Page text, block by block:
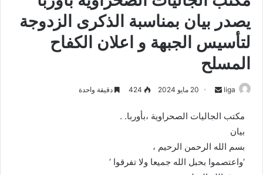
يصدر بيان بمناسبة الذكرى الزدوجة
لتأسيس الجبهة و اعلان الكفاح
المسلح
liga
n
a
n
20 مايو 2024 424 دقيقة واحدة
مكتب الجاليات الصحراوية ،بأوربا. .
بيان
بسم الله الرحمن الرحيم ،
‘واعتصموا بحبل الله جميعا ولا تفرقوا ‘